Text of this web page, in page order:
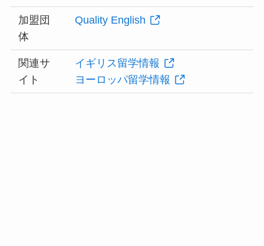
加盟団
体
Quality English
関連サ
イト
イギリス留学情報
ヨーロッパ留学情報